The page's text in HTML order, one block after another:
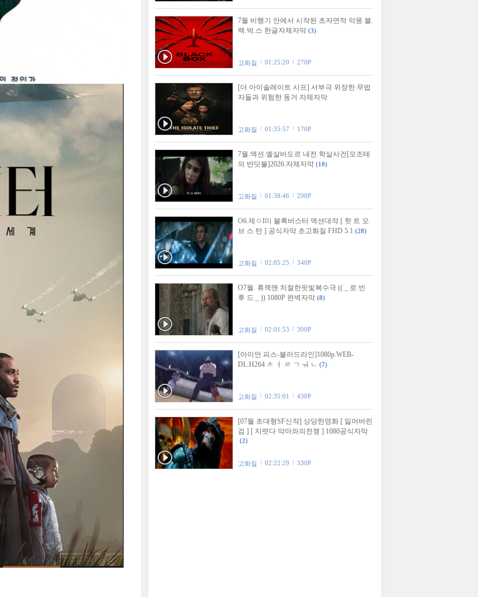
7월 비행기 안에서 시작된 초자연적 악몽 블.
랙.박.스 한글자체자막 (3)
고화질 01:25:20 270P
[더 아이솔레이트 시프] 서부극 위장한 무법
자들과 위험한 동거 자체자막
고화질 01:35:57 170P
7월.액션.엘살바도르 내전.학살사건[모조테
의 반딧불]2026.자체자막 (10)
고화질 01:38:46 290P
O6.제ㅇI미 블록버스터 액션대작 [ 핫 트 오
브 스 턴 ] 공식자막 초고화질 FHD 5.1 (28)
고화질 02:05:25 340P
O7월. 휴잭맨 처절한핏빛복수극 (( _ 로 빈
후 드 _ )) 1080P 완벽자막 (8)
고화질 02:01:53 300P
[아이언 피스-블러드라인]1080p.WEB-
DL.H264 ㅊ ㅓ ㄹ ㄱ ㅝ ㄴ (7)
고화질 02:35:01 430P
[07월 초대형SF신작] 상당한영화 [ 잃어버린
검 ] [ 지렷다 악마와의전쟁 ] 1080공식자막
(2)
고화질 02:22:29 330P